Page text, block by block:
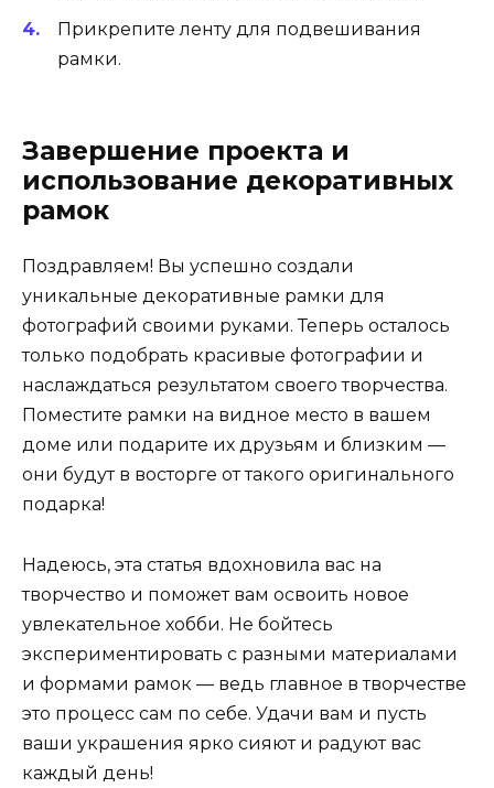
Прикрепите ленту для подвешивания
рамки.
Завершение проекта и
использование декоративных
рамок
Поздравляем! Вы успешно создали
уникальные декоративные рамки для
фотографий своими руками. Теперь осталось
только подобрать красивые фотографии и
наслаждаться результатом своего творчества.
Поместите рамки на видное место в вашем
доме или подарите их друзьям и близким —
они будут в восторге от такого оригинального
подарка!
Надеюсь, эта статья вдохновила вас на
творчество и поможет вам освоить новое
увлекательное хобби. Не бойтесь
экспериментировать с разными материалами
и формами рамок — ведь главное в творчестве
это процесс сам по себе. Удачи вам и пусть
ваши украшения ярко сияют и радуют вас
каждый день!